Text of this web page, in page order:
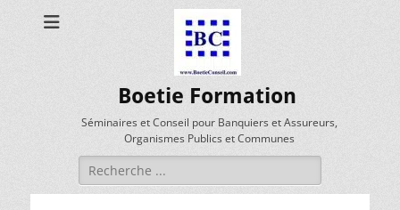
Boetie Formation
Séminaires et Conseil pour Banquiers et Assureurs,
Organismes Publics et Communes
Rechercher :